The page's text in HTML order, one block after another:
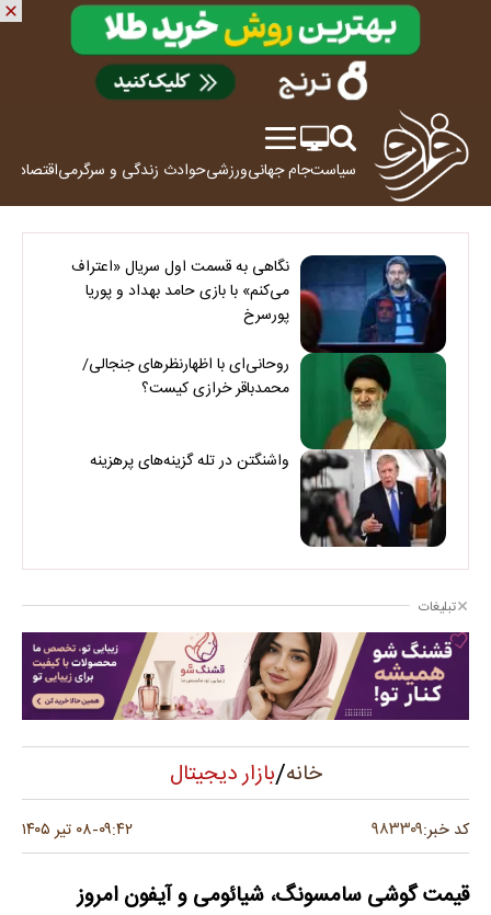
سیاستجام جهانیورزشیحوادث زندگی و سرگرمیاقتصاد
نگاهی به قسمت اول سریال «اعتراف
می‌کنم» با بازی حامد بهداد و پوریا
پورسرخ
روحانی‌ای با اظهارنظرهای جنجالی/
محمدباقر خرازی کیست؟
واشنگتن در تله گزینه‌های پرهزینه
تبلیغات
خانه/بازار دیجیتال
کد خبر:۹۸۳۳۰۹ ۰۹:۴۲-۰۸ تیر ۱۴۰۵
قیمت گوشی سامسونگ، شیائومی و آیفون امروز